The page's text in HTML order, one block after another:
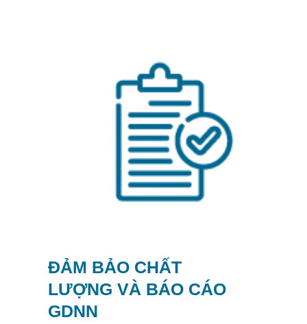
ĐẢM BẢO CHẤT
LƯỢNG VÀ BÁO CÁO
GDNN